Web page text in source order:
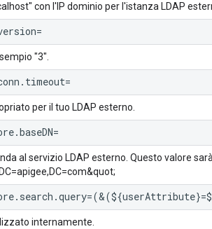
con l'IP dominio per l'istanza LDAP
"3".
per il tuo LDAP esterno.
al servizio LDAP esterno. Questo valore
internamente.